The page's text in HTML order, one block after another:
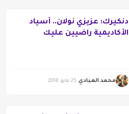
دنكيرك: عزيزي نولان.. أسياد
الأكاديمية راضيين عليك
محمد العبادي 25 مايو 2018